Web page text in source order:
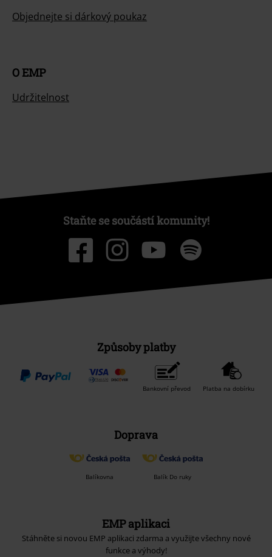
Objednejte si dárkový poukaz
O EMP
Udržitelnost
Staňte se součástí komunity!
Způsoby platby
Bankovní převod Platba na dobírku
Doprava
Balíkovna Balík Do ruky
EMP aplikaci
Stáhněte si novou EMP aplikaci zdarma a využijte všechny nové
funkce a výhody!